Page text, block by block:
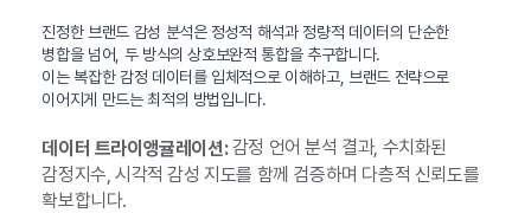
진정한 브랜드 감성 분석은 정성적 해석과 정량적 데이터의 단순한
병합을 넘어, 두 방식의 상호보완적 통합을 추구합니다.
이는 복잡한 감정 데이터를 입체적으로 이해하고, 브랜드 전략으로
이어지게 만드는 최적의 방법입니다.
데이터 트라이앵귤레이션:감정 언어 분석 결과, 수치화된
감정지수, 시각적 감성 지도를 함께 검증하며 다층적 신뢰도를
확보합니다.